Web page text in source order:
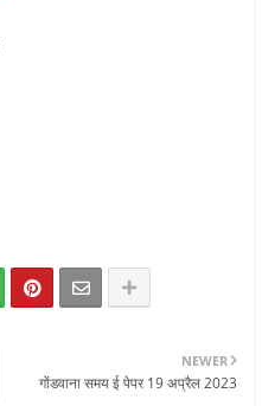
NEWER
गोंडवाना समय ई पेपर 19 अप्रैल 2023